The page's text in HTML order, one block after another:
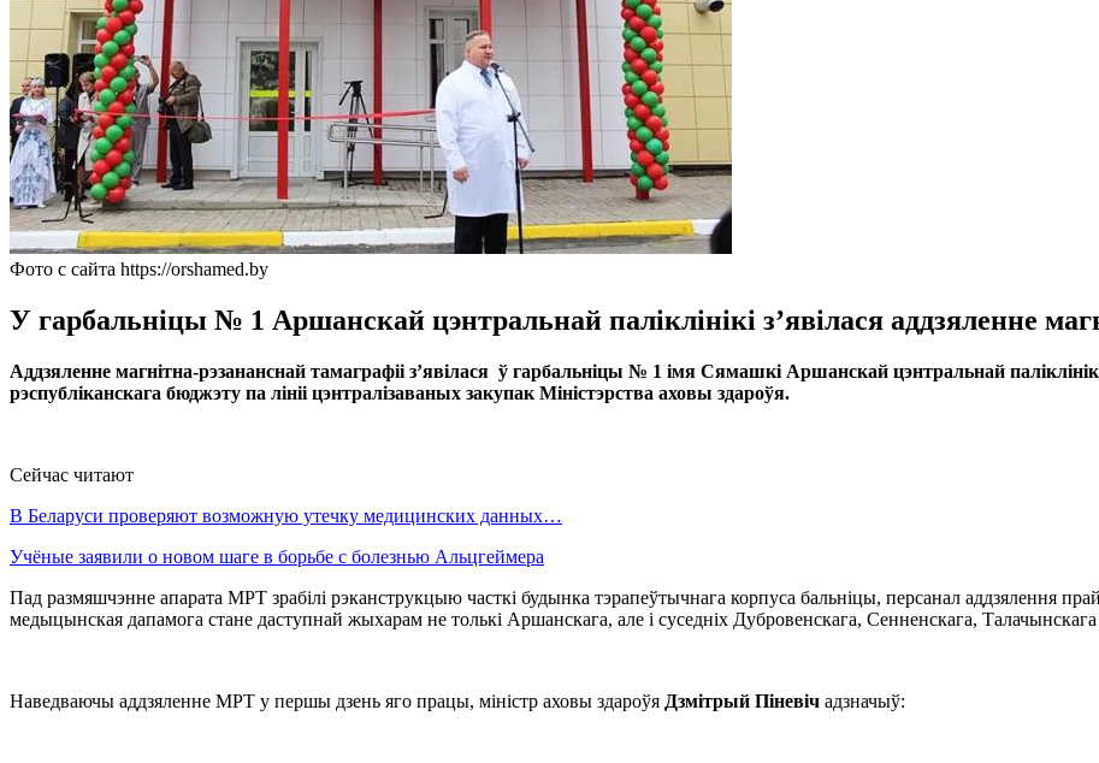
Фото с сайта https://orshamed.by
У гарбальніцы № 1 Аршанскай цэнтральнай паліклінікі з’явілася аддзяленне
Аддзяленне магнітна-рэзананснай тамаграфіі з’явілася ў гарбальніцы № 1 імя Сямашкі Аршанскай цэнтральнай
рэспубліканскага бюджэту па лініі цэнтралізаваных закупак Міністэрства аховы здароўя.
Сейчас читают
В Беларуси проверяют возможную утечку медицинских данных…
Учёные заявили о новом шаге в борьбе с болезнью Альцгеймера
Пад размяшчэнне апарата МРТ зрабілі рэканструкцыю часткі будынка тэрапеўтычнага корпуса бальніцы, персанал аддзялення
медыцынская дапамога стане даступнай жыхарам не толькі Аршанскага, але і суседніх Дубровенскага, Сенненскага, Талачынскага
Наведваючы аддзяленне МРТ у першы дзень яго працы, міністр аховы здароўя Дзмітрый Піневіч адзначыў: